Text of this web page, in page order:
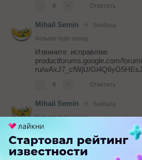
0 Ответить
Mihail Semin
Svetlana
больше года назад
Извините исправляю
productforums.google.com/
ru/wAxJ7_cfWjU/Gi4Q6yG5HEsJ
0 Ответить
Mihail Semin
Svetlana
больше года назад
Доброго времени суток, как я
первый вариант тут
iqit.com.ua/